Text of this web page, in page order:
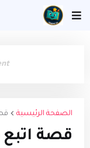
الصفحة الرئيسية
قصة اتبع